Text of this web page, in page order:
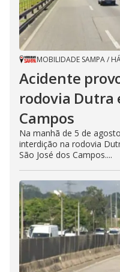
MOBILIDADE SAMPA/
Acidente
rodovia Dutra
Campos
Na manhã de 5 de
interdição na rodovia
São José dos Campos....